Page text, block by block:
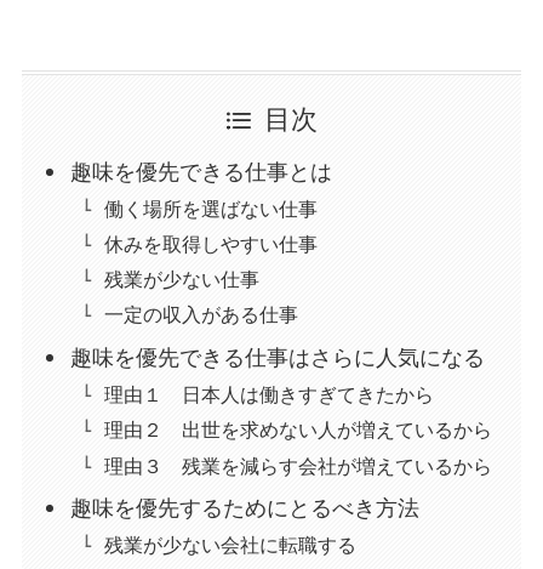
目次
趣味を優先できる仕事とは
働く場所を選ばない仕事
休みを取得しやすい仕事
残業が少ない仕事
一定の収入がある仕事
趣味を優先できる仕事はさらに人気になる
理由１ 日本人は働きすぎてきたから
理由２ 出世を求めない人が増えているから
理由３ 残業を減らす会社が増えているから
趣味を優先するためにとるべき方法
残業が少ない会社に転職する